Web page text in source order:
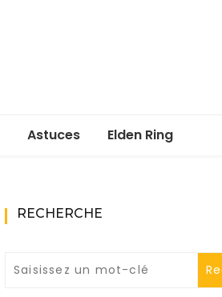
Astuces Elden Ring
RECHERCHE